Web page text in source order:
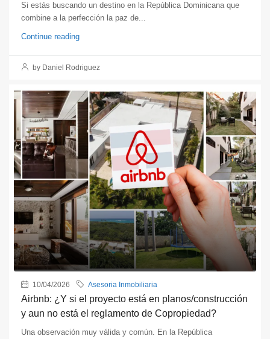
Si estás buscando un destino en la República Dominicana que
combine a la perfección la paz de...
Continue reading
by Daniel Rodriguez
10/04/2026 Asesoria Inmobiliaria
Airbnb: ¿Y si el proyecto está en planos/construcción
y aun no está el reglamento de Copropiedad?
Una observación muy válida y común. En la República